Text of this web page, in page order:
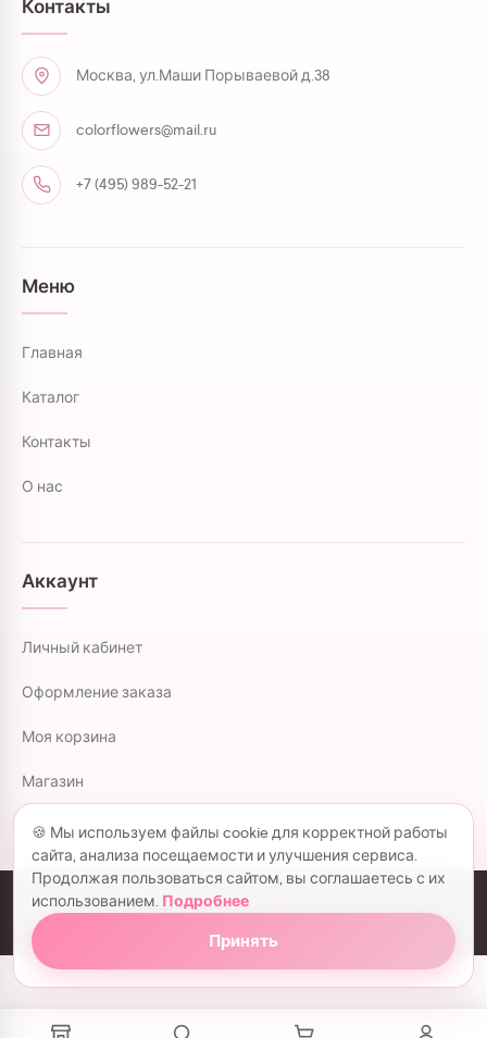
Контакты
Москва, ул.Маши Порываевой д.38
colorflowers@mail.ru
+7 (495) 989-52-21
Меню
Главная
Каталог
Контакты
О нас
Аккаунт
Личный кабинет
Оформление заказа
Моя корзина
Магазин
colorflowers.ru © 2026 все права защищены.
Политика конфиденциальности
🍪 Мы используем файлы cookie для корректной работы
сайта, анализа посещаемости и улучшения сервиса.
Продолжая пользоваться сайтом, вы соглашаетесь с их
использованием. Подробнее
Принять